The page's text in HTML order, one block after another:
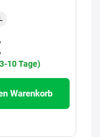
10 Tage)
Warenkorb